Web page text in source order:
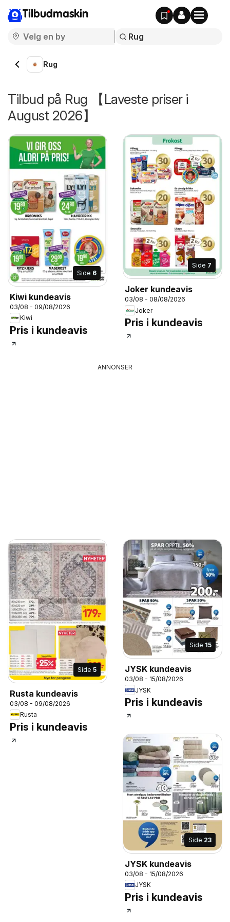
Tilbudmaskin
Rug
Tilbud på Rug 【Laveste priser i
August 2026】
Side 6
Kiwi kundeavis
03/08 - 09/08/2026
Kiwi
Pris i kundeavis
Side 7
Joker kundeavis
03/08 - 08/08/2026
Joker
Pris i kundeavis
ANNONSER
Side 5
Rusta kundeavis
03/08 - 09/08/2026
Rusta
Pris i kundeavis
Side 15
JYSK kundeavis
03/08 - 15/08/2026
JYSK
Pris i kundeavis
Side 23
JYSK kundeavis
03/08 - 15/08/2026
JYSK
Pris i kundeavis